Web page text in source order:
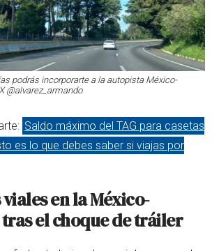
podrás incorporarte a la autopista México-
@alvarez_armando
Saldo máximo del TAG para casetas
es lo que debes saber si viajas por
en la México-
el choque de tráiler